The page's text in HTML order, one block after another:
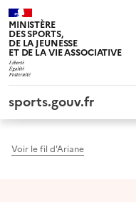
MINISTÈRE
DES SPORTS,
DE LA JEUNESSE
ET DE LA VIE ASSOCIATIVE
sports.gouv.fr
Voir le fil d'Ariane
Panneau de gestion